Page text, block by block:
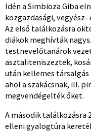
Idén a Simbioza Giba
közgazdasági,
Az első találkozásra
diákok meghívták
testnevelőtanárok
asztaliteniszeztek,
után kellemes
ahol a szakácsnak, ill.
megvendégelték őket.
A második találkozásra
elleni gyalogtúra